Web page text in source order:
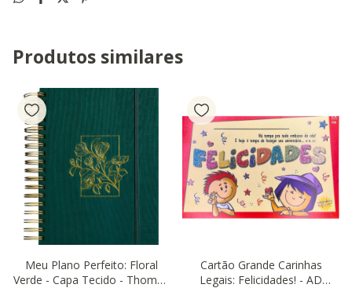
Produtos similares
Meu Plano Perfeito: Floral
Verde - Capa Tecido - Thomas
Cartão Grande Carinhas
Legais: Felicidades! - AD